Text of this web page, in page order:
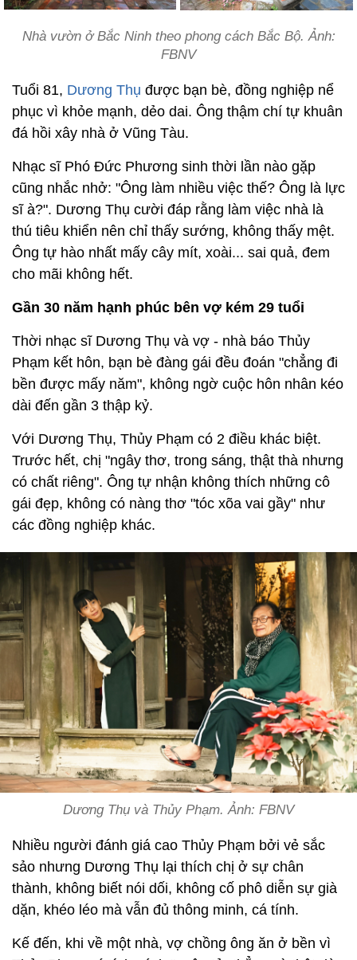
Nhà vườn ở Bắc Ninh theo phong cách Bắc Bộ. Ảnh:
FBNV
Tuổi 81, Dương Thụ được bạn bè, đồng nghiệp nể
phục vì khỏe mạnh, dẻo dai. Ông thậm chí tự khuân
đá hồi xây nhà ở Vũng Tàu.
Nhạc sĩ Phó Đức Phương sinh thời lần nào gặp
cũng nhắc nhở: "Ông làm nhiều việc thế? Ông là lực
sĩ à?". Dương Thụ cười đáp rằng làm việc nhà là
thú tiêu khiển nên chỉ thấy sướng, không thấy mệt.
Ông tự hào nhất mấy cây mít, xoài... sai quả, đem
cho mãi không hết.
Gần 30 năm hạnh phúc bên vợ kém 29 tuổi
Thời nhạc sĩ Dương Thụ và vợ - nhà báo Thủy
Phạm kết hôn, bạn bè đàng gái đều đoán "chẳng đi
bền được mấy năm", không ngờ cuộc hôn nhân kéo
dài đến gần 3 thập kỷ.
Với Dương Thụ, Thủy Phạm có 2 điều khác biệt.
Trước hết, chị "ngây thơ, trong sáng, thật thà nhưng
có chất riêng". Ông tự nhận không thích những cô
gái đẹp, không có nàng thơ "tóc xõa vai gầy" như
các đồng nghiệp khác.
Dương Thụ và Thủy Phạm. Ảnh: FBNV
Nhiều người đánh giá cao Thủy Phạm bởi vẻ sắc
sảo nhưng Dương Thụ lại thích chị ở sự chân
thành, không biết nói dối, không cố phô diễn sự già
dặn, khéo léo mà vẫn đủ thông minh, cá tính.
Kế đến, khi về một nhà, vợ chồng ông ăn ở bền vì